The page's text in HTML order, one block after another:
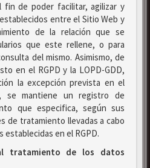
de poder facilitar, agilizar y
entre el Sitio Web y
de la relación que se
que este rellene, o para
del mismo. Asimismo, de
en el RGPD y la LOPD-GDD,
la excepción prevista en el
se mantiene un registro de
que especifica, según sus
de tratamiento llevadas a cabo
establecidas en el RGPD.
tratamiento de los datos